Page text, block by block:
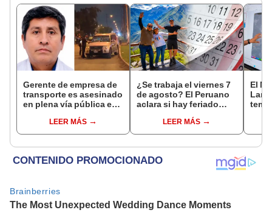
Gerente de empresa de
transporte es asesinado
en plena vía pública en
sobrevivió al ataque
LEER MÁS
¿Se trabaja el viernes 7
de agosto? El Peruano
aclara si hay feriado
del 6 de agosto
LEER MÁS
El
palta